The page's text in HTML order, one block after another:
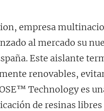
empresa
al mercado su
Este aislante
renovables,
Technology es
de resinas